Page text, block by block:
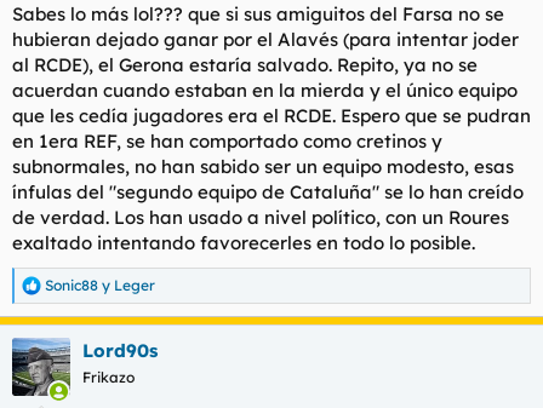
Sabes lo más lol??? que si sus amiguitos del Farsa no se
hubieran dejado ganar por el Alavés (para intentar joder
al RCDE), el Gerona estaría salvado. Repito, ya no se
acuerdan cuando estaban en la mierda y el único equipo
que les cedía jugadores era el RCDE. Espero que se pudran
en 1era REF, se han comportado como cretinos y
subnormales, no han sabido ser un equipo modesto, esas
ínfulas del "segundo equipo de Cataluña" se lo han creído
de verdad. Los han usado a nivel político, con un Roures
exaltado intentando favorecerles en todo lo posible.
R
e
a
c
c
i
Sonic88 y Leger
Lord90s
Frikazo